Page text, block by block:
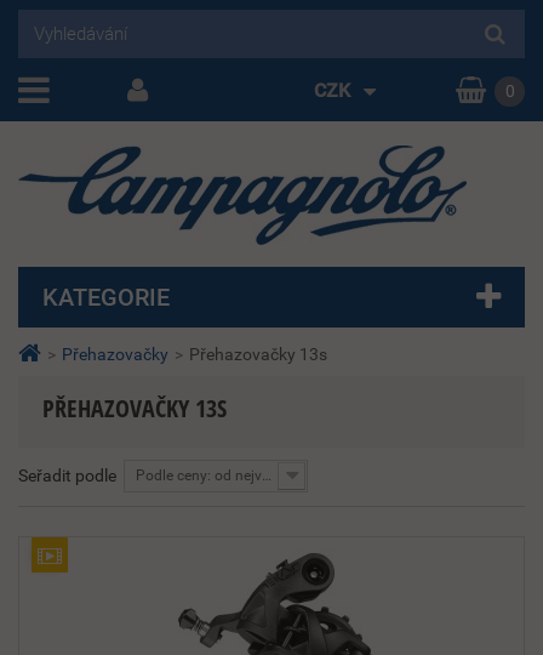
> Přehazovačky > Přehazovačky 13s
PŘEHAZOVAČKY 13S
Seřadit podle Podle ceny: od nejvyšší
KATEGORIE
CZK 0